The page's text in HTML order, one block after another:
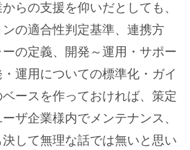
らの支援を仰いだとしても、
の適合性判定基準、連携方
の定義、開発～運用・サポー
・運用についての標準化・ガイ
ベースを作っておければ、策定
ザ企業様内でメンテナンス、
して無理な話では無いと思い